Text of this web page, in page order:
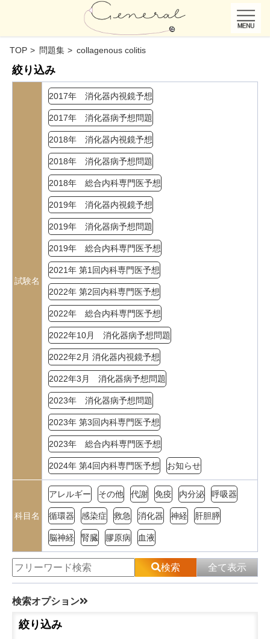
TOP 問題集 collagenous colitis
絞り込み
試験名
2017年 消化器内視鏡予想
2017年 消化器病予想問題
2018年 消化器内視鏡予想
2018年 消化器病予想問題
2018年 総合内科専門医予想
2019年 消化器内視鏡予想
2019年 消化器病予想問題
2019年 総合内科専門医予想
2021年 第1回内科専門医予想
2022年 第2回内科専門医予想
2022年 総合内科専門医予想
2022年10月 消化器病予想問題
2022年2月 消化器内視鏡予想
2022年3月 消化器病予想問題
2023年 消化器病予想問題
2023年 第3回内科専門医予想
2023年 総合内科専門医予想
2024年 第4回内科専門医予想 お知らせ
科目名
アレルギー その他 代謝 免疫 内分泌 呼吸器
循環器 感染症 救急 消化器 神経 肝胆膵
脳神経 腎臓 膠原病 血液
検索 全て表示
検索オプション
絞り込み